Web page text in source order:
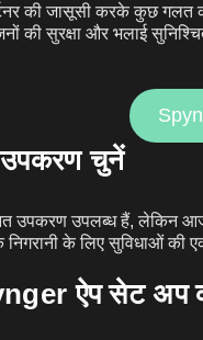
की जासूसी करके कुछ गलत
की सुरक्षा और भलाई
चुनें
उपकरण उपलब्ध हैं, लेकिन
के लिए सुविधाओं की
ऐप सेट अप